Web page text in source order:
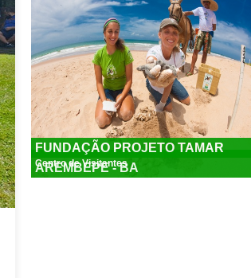
FUNDAÇÃO PROJETO TAMAR
AREMBEPE - BA
Centro de Visitantes